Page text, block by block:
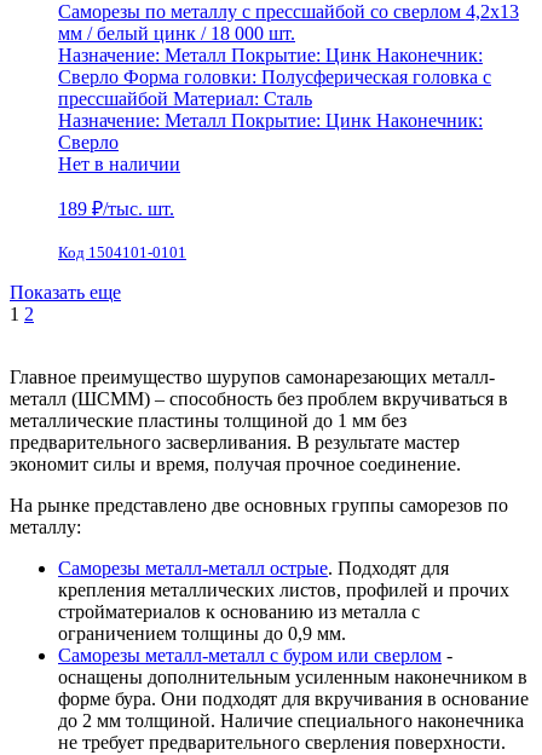
Саморезы по металлу с прессшайбой со сверлом 4,2х13
мм / белый цинк / 18 000 шт.
Назначение: Металл Покрытие: Цинк Наконечник:
Сверло Форма головки: Полусферическая головка с
прессшайбой Материал: Сталь
Назначение: Металл Покрытие: Цинк Наконечник:
Сверло
Нет в наличии
189 ₽/тыс. шт.
Код 1504101-0101
Показать еще
1 2
Главное преимущество шурупов самонарезающих металл-
металл (ШСММ) – способность без проблем вкручиваться в
металлические пластины толщиной до 1 мм без
предварительного засверливания. В результате мастер
экономит силы и время, получая прочное соединение.
На рынке представлено две основных группы саморезов по
металлу:
Саморезы металл-металл острые. Подходят для
крепления металлических листов, профилей и прочих
стройматериалов к основанию из металла с
ограничением толщины до 0,9 мм.
Саморезы металл-металл с буром или сверлом -
оснащены дополнительным усиленным наконечником в
форме бура. Они подходят для вкручивания в основание
до 2 мм толщиной. Наличие специального наконечника
не требует предварительного сверления поверхности.